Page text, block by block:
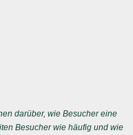
darüber, wie Besucher eine
Besucher wie häufig und wie